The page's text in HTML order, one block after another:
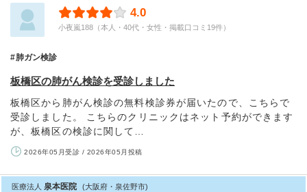
4.0
小夜嵐188（本人・40代・女性・掲載口コミ19件）
肺ガン検診
板橋区の肺がん検診を受診しました
板橋区から肺がん検診の無料検診券が届いたので、こちらで
受診しました。 こちらのクリニックはネット予約ができます
が、板橋区の検診に関して…
2026年05月受診 / 2026年05月投稿
医療法人 泉本医院 (大阪府・泉佐野市)